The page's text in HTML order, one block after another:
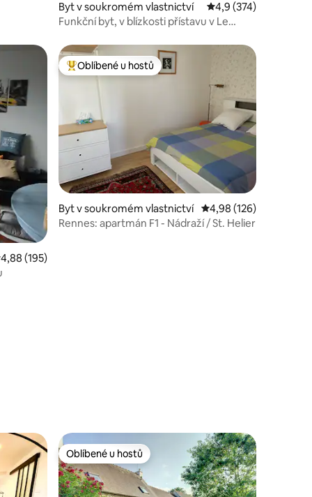
Byt v soukromém vlastnictví Průměrné hodnocení
4,9 (374)
Funkční byt, v blízkosti přístavu v Le
hodnocení 4,88 z 5, 195 hodnocení
4,88 (195)
Nejlepší v kategorii Oblíbené u hostů
Oblíbené u hostů
Byt v soukromém vlastnictví Průměrné hodnocení
4,98 (126)
Rennes: apartmán F1 - Nádraží / St. Helier
Oblíbené u hostů
Oblíbené u hostů